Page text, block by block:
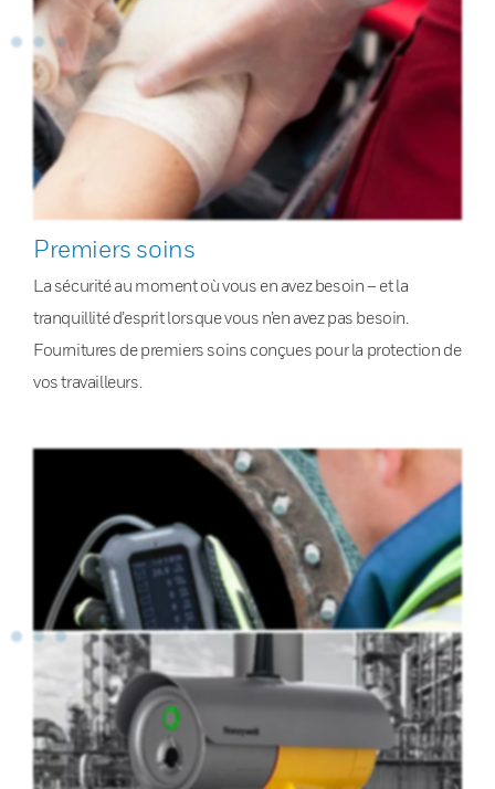
Premiers soins
La sécurité au moment où vous en avez besoin – et la
tranquillité d’esprit lorsque vous n’en avez pas besoin.
Fournitures de premiers soins conçues pour la protection de
vos travailleurs.